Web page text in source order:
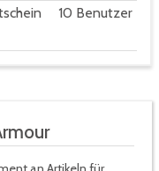
10 Benutzer